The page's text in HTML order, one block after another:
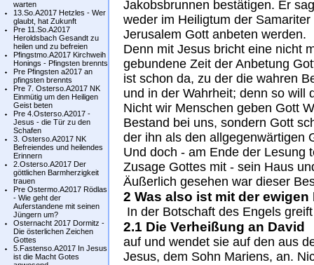
warten
13.So.A2017 Hetzles - Wer
glaubt, hat Zukunft
Pre 11.So.A2017
Heroldsbach Gesandt zu
heilen und zu befreien
Pfingstmo.A2017 Kirchweih
Honings - Pfingsten brennts
Pre Pfingsten a2017 an
pfingsten brennts
Pre 7. Osterso.A2017 NK
Einmütig um den Heiligen
Geist beten
Pre 4.Osterso.A2017 -
Jesus - die Tür zu den
Schafen
3. Osterso.A2017 NK
Befreiendes und heilendes
Erinnern
2.Osterso.A2017 Der
göttlichen Barmherzigkeit
trauen
Pre Ostermo.A2017 Rödlas
- Wie geht der
Auferstandene mit seinen
Jüngern um?
Osternacht 2017 Dormitz -
Die österlichen Zeichen
Gottes
5.Fastenso.A2017 In Jesus
ist die Macht Gotes
Jakobsbrunnen bestätigen. Er
weder im Heiligtum der
Jerusalem Gott anbeten werden.
Denn mit Jesus bricht eine nicht
gebundene Zeit der Anbetung
ist schon da, zu der die wahren
und in der Wahrheit; denn so will
Nicht wir Menschen geben Gott
Bestand bei uns, sondern Gott
der ihn als den allgegenwärtigen
Und doch - am Ende der Lesung
Zusage Gottes mit - sein Haus
Äußerlich gesehen war dieser
2 Was also ist mit der
In der Botschaft des Engels
2.1 Die Verheißung an David
auf und wendet sie auf den aus
Jesus, dem Sohn Mariens, an.